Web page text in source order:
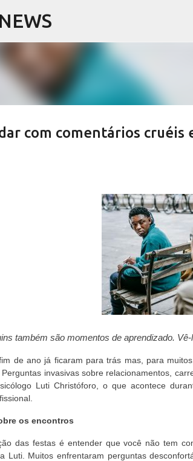
com comentários cruéis
também são momentos de aprendizado.
de ano já ficaram para trás mas, para
invasivas sobre relacionamentos,
Luti Christóforo, o que acontece
os encontros
das festas é entender que você não tem
Luti. Muitos enfrentaram perguntas